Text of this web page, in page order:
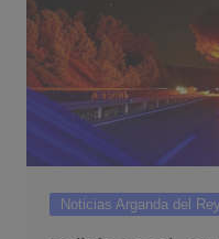
Noticias Arganda del Rey